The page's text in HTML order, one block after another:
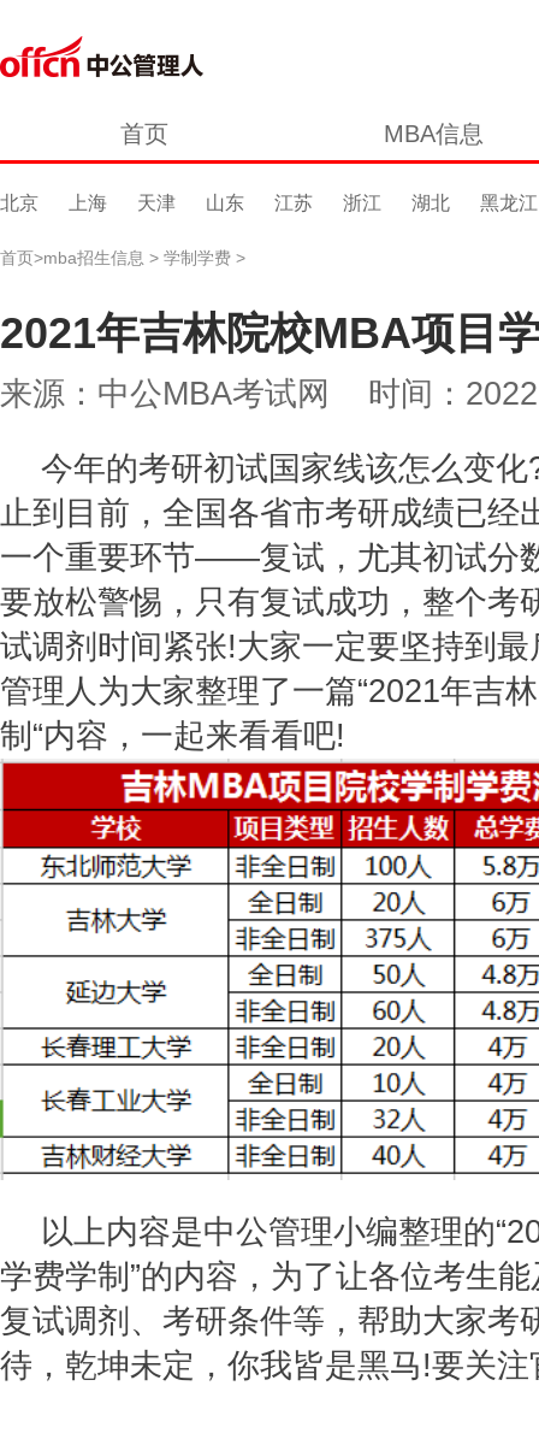
首页 MBA信息
北京 上海 天津 山东 江苏 浙江 湖北 黑龙江
首页>mba招生信息 > 学制学费 >
2021年吉林院校MBA项目
来源：中公MBA考试网 时间：
今年的考研初试国家线该怎么变
止到目前，全国各省市考研成绩已经
一个重要环节——复试，尤其初试分
要放松警惕，只有复试成功，整个考
试调剂时间紧张!大家一定要坚持到
管理人为大家整理了一篇“2021年吉
制“内容，一起来看看吧!
以上内容是中公管理小编整理的“
学费学制 ”的内容，为了让各位考生
复试调剂、考研条件等，帮助大家考
待，乾坤未定，你我皆是黑马!要关